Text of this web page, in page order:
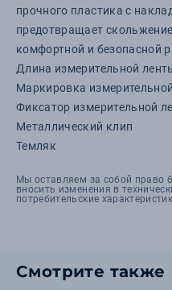
прочного пластика с
предотвращает
комфортной и безопасной
Длина измерительной
Маркировка
Фиксатор измерительной
Металлический клип
Темляк
Мы оставляем за собой право
вносить изменения в
потребительские
Смотрите также